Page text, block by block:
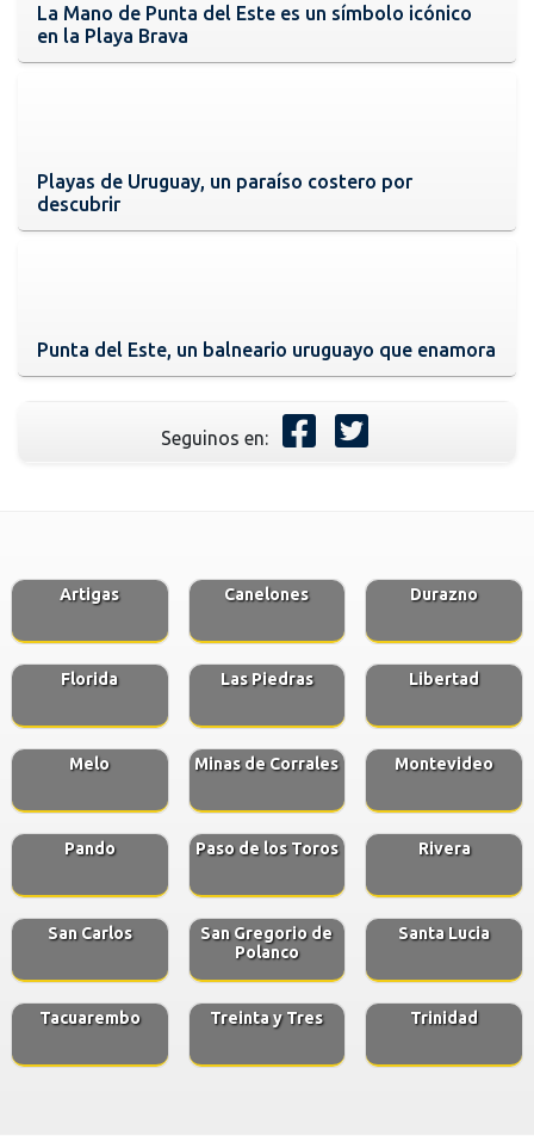
La Mano de Punta del Este es un símbolo icónico
en la Playa Brava
Playas de Uruguay, un paraíso costero por
descubrir
Punta del Este, un balneario uruguayo que enamora
Seguinos en:
Artigas Canelones Durazno
Florida Las Piedras Libertad
Melo Minas de Corrales Montevideo
Pando Paso de los Toros Rivera
San Carlos
San Gregorio de
Polanco
Santa Lucia
Tacuarembo Treinta y Tres Trinidad